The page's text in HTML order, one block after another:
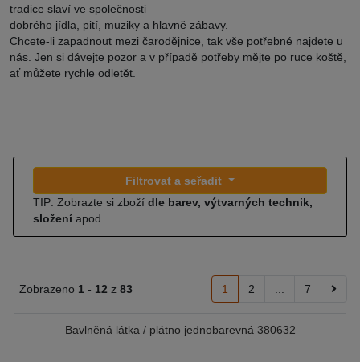
tradice slaví ve společnosti
dobrého jídla, pití, muziky a hlavně zábavy.
Chcete-li zapadnout mezi čarodějnice, tak vše potřebné najdete u
nás. Jen si dávejte pozor a v případě potřeby mějte po ruce koště,
ať můžete rychle odletět.
Filtrovat a seřadit
TIP: Zobrazte si zboží dle barev, výtvarných technik,
složení apod.
Zobrazeno 1 - 12 z 83 1 2 7
Bavlněná látka / plátno jednobarevná 380632